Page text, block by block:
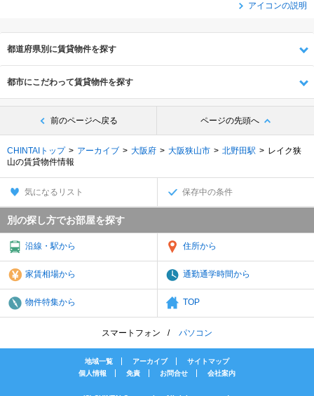
アイコンの説明
都道府県別に賃貸物件を探す
都市にこだわって賃貸物件を探す
前のページへ戻る ページの先頭へ
CHINTAIトップ アーカイブ 大阪府 大阪狭山市 北野田駅
レイク狭
山の賃貸物件情報
気になるリスト 保存中の条件
別の探し方でお部屋を探す
沿線・駅から 住所から
家賃相場から 通勤通学時間から
物件特集から TOP
スマートフォン パソコン
地域一覧 アーカイブ
サイトマップ
個人情報
免責 お問合せ 会社案内